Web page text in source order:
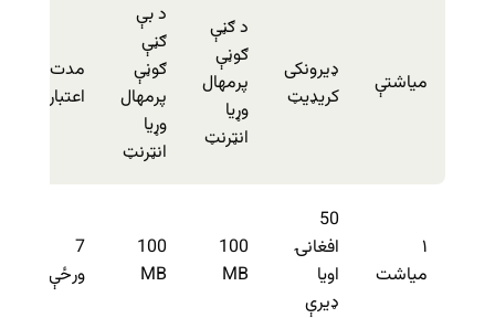
مدت
اعتبار
د بې
ګڼې
ګوڼې
پرمهال
وړیا
انټرنټ
د ګڼې
ګوڼې
پرمهال
وړیا
انټرنټ
ډیرونکی
کریډیټ
میاشتې
7
ورځې
100
MB
100
MB
50
افغانۍ
اویا
ډیرې
۱
میاشت